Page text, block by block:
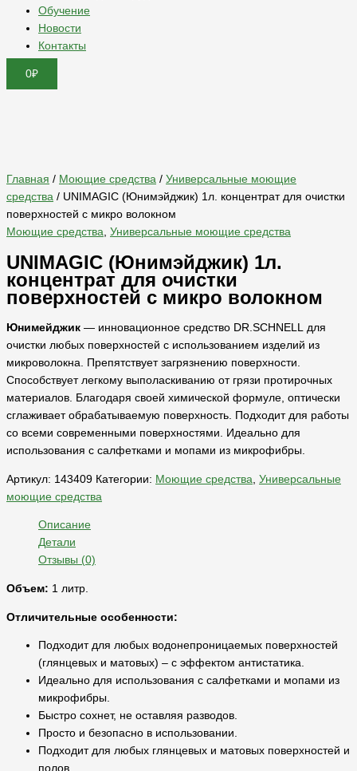
Обучение
Новости
Контакты
0₽
Главная / Моющие средства / Универсальные моющие
средства / UNIMAGIC (Юнимэйджик) 1л. концентрат для очистки
поверхностей с микро волокном
Моющие средства, Универсальные моющие средства
UNIMAGIC (Юнимэйджик) 1л.
концентрат для очистки
поверхностей с микро волокном
Юнимейджик — инновационное средство DR.SCHNELL для
очистки любых поверхностей с использованием изделий из
микроволокна. Препятствует загрязнению поверхности.
Способствует легкому выполаскиванию от грязи протирочных
материалов. Благодаря своей химической формуле, оптически
сглаживает обрабатываемую поверхность. Подходит для работы
со всеми современными поверхностями. Идеально для
использования с салфетками и мопами из микрофибры.
Артикул: 143409 Категории: Моющие средства Универсальные
моющие средства
Описание
Детали
Отзывы (0)
Объем: 1 литр.
Отличительные особенности:
Подходит для любых водонепроницаемых поверхностей
(глянцевых и матовых) – с эффектом антистатика.
Идеально для использования с салфетками и мопами из
микрофибры.
Быстро сохнет, не оставляя разводов.
Просто и безопасно в использовании.
Подходит для любых глянцевых и матовых поверхностей и
полов.